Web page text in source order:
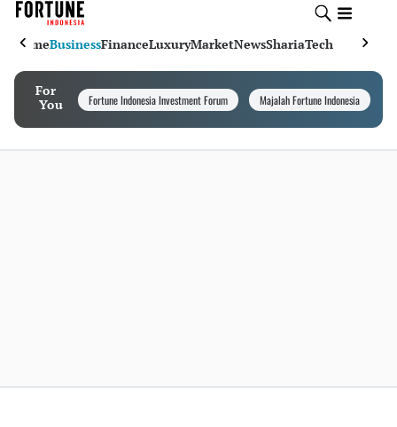
HomeBusinessFinanceLuxuryMarketNewsShariaTech
For
You
Fortune Indonesia Investment Forum Majalah Fortune Indonesia